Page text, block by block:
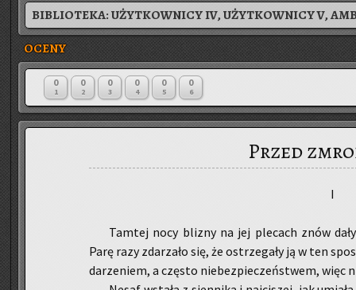
BIBLIOTEKA:UŻYTKOWNICY IV, UŻYTKOWNICY V,
OCENY
0
1
0
2
0
3
0
4
0
5
0
6
Przed
I
Tam­tej nocy bli­zny na jej ple­cach znów
Parę razy zda­rza­ło się, że ostrze­ga­ły ją w ten
da­rze­niem, a czę­sto nie­bez­pie­czeń­stwem, więc